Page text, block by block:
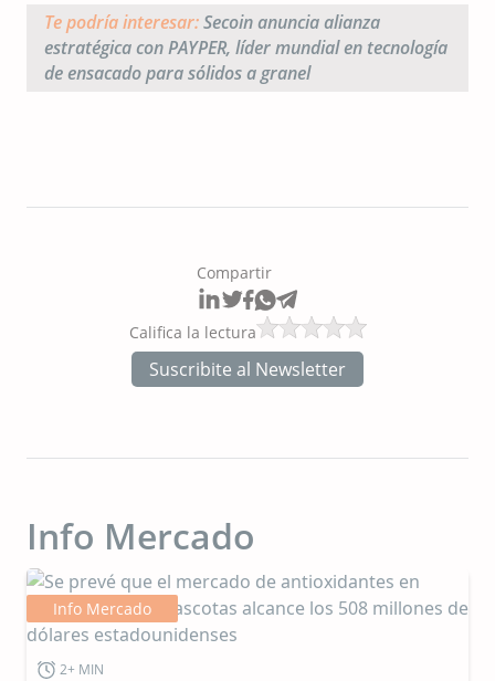
Te podría interesar:Secoin anuncia alianza
estratégica con PAYPER, líder mundial en tecnología
de ensacado para sólidos a granel
Compartir
Califica la lectura
Suscribite al Newsletter
Info Mercado
Info Mercado
2+ MIN